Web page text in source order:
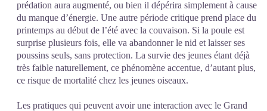
prédation aura augmenté, ou bien il dépérira simplement à cause
du manque d’énergie. Une autre période critique prend place du
printemps au début de l’été avec la couvaison. Si la poule est
surprise plusieurs fois, elle va abandonner le nid et laisser ses
poussins seuls, sans protection. La survie des jeunes étant déjà
très faible naturellement, ce phénomène accentue, d’autant plus,
ce risque de mortalité chez les jeunes oiseaux.
Les pratiques qui peuvent avoir une interaction avec le Grand